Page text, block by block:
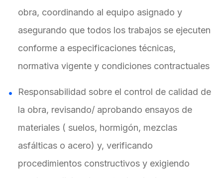
obra, coordinando al equipo asignado y
asegurando que todos los trabajos se ejecuten
conforme a especificaciones técnicas,
normativa vigente y condiciones contractuales
Responsabilidad sobre el control de calidad de
la obra, revisando/ aprobando ensayos de
materiales ( suelos, hormigón, mezclas
asfálticas o acero) y, verificando
procedimientos constructivos y exigiendo